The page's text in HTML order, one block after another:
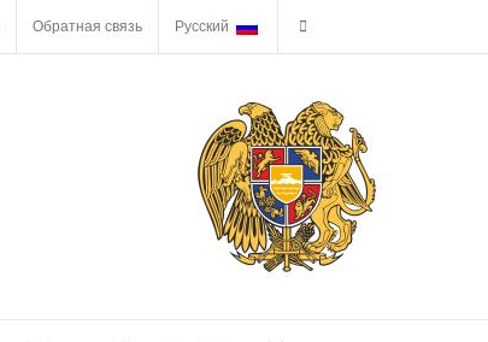
Обратная связь Русский